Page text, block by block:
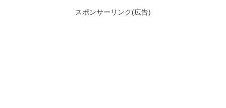
スポンサーリンク(広告)